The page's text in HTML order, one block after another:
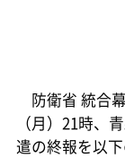
防衛省 統合
（月）21時、
遣の終報を以下